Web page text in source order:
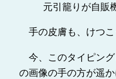
元引籠りが自販
手の皮膚も、けつこ
今、このタイピング
の画像の手の方が遥